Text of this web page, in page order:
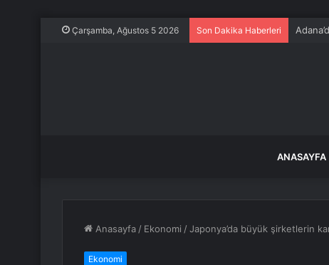
Çarşamba, Ağustos 5 2026 Son Dakika Haberleri
ANASAYFA
Anasayfa / Ekonomi /Japonya’da büyük şirketlerin
Ekonomi